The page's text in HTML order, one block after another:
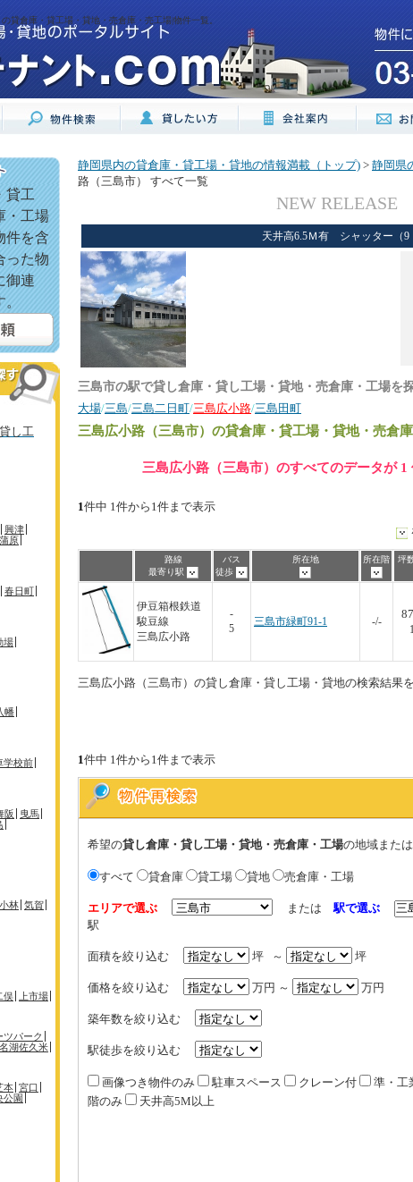
貸倉庫・貸工場・貸地・売倉庫・売工場|物件一覧。
貸工
・工場
件を含
った物
御連
し工
興津
原
春日町
場
幡
学校前
阪
曳馬
林 気賀
俣 上市場
ツパーク
湖佐久米
本 宮口
公園
静岡県内の貸倉庫・貸工場・貸地の情報満載（トップ) > 静岡県
路（三島市） すべて一覧
NEW RELEASE
天井高6.5Ｍ有 シャッター（9
三島市の駅で貸し倉庫・貸し工場・貸地・売倉庫・工場を
大場/三島/三島二日町 /三島広小路/三島田町
三島広小路（三島市） の貸倉庫・貸工場・貸地・売倉
三島広小路（三島市）のすべてのデータが 1
1件中 1件から1件まで表示
路線
最寄り駅
バス
徒歩
所在地 所在階 坪
伊豆箱根鉄道
駿豆線
三島広小路
-
5
三島市緑町91-1 -/-
三島広小路（三島市）の貸し倉庫・貸し工場・貸地の検索結果を
1件中 1件から1件まで表示
希望の貸し倉庫・貸し工場・貸地・売倉庫・工場の地域また
すべて 貸倉庫 貸工場 貸地 売倉庫・工場
エリアで選ぶ または駅で選ぶ
駅
面積を絞り込む 坪 ～ 坪
価格を絞り込む 万円 ～ 万円
築年数を絞り込む
駅徒歩を絞り込む
画像つき物件のみ 駐車スペース クレーン付 準・工
階のみ
天井高5M以上